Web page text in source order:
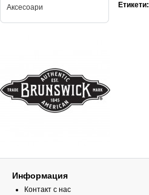
Аксесоари Етикети:
Информация
Контакт с нас